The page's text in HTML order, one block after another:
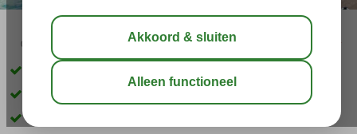
04:20 aug 28°C
In hartje Playa del Inglés
Groot zwembad (verwarmd in de winter)